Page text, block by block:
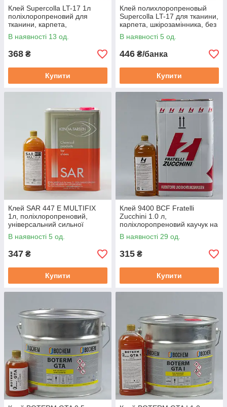
Клей Supercolla LT-17 1л
поліхлоропреновий для
тканини, карпета,
шкірозамінника, без запаху
Італія
В наявності 13 од.
368 ₴
Купити
Клей полихлоропреновый
Supercolla LT-17 для тканини,
карпета, шкірозамінника, без
запаху (Італія)
В наявності 5 од.
446 ₴/банка
Купити
Клей SAR 447 E MULTIFIX
1л, поліхлоропреновий,
універсальний сильної
фіксації
В наявності 5 од.
347 ₴
Купити
Клей 9400 BCF Fratelli
Zucchini 1.0 л,
поліхлоропреновий каучук на
основі органічного
розчинника (Італія)
В наявності 29 од.
315 ₴
Купити